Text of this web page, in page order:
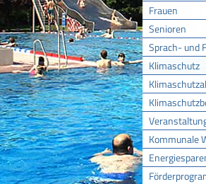
Frauen
Senioren
Sprach- und
Klimaschutz
Kommunale